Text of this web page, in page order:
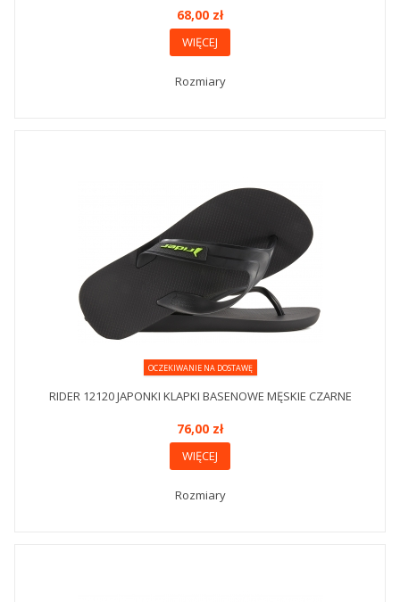
68,00 zł
WIĘCEJ
Rozmiary
OCZEKIWANIE NA DOSTAWĘ
RIDER 12120 JAPONKI KLAPKI BASENOWE MĘSKIE CZARNE
76,00 zł
WIĘCEJ
Rozmiary